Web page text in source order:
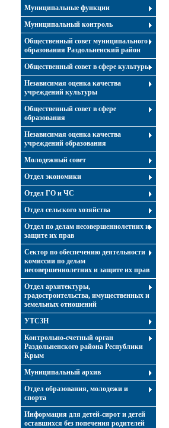
Муниципальные функции
Муниципальный контроль
Общественный совет муниципального
образования Раздольненский район
Общественный совет в сфере культуры
Независимая оценка качества
учреждений культуры
Общественный совет в сфере
образования
Независимая оценка качества
учреждений образования
Молодежный совет
Отдел экономики
Отдел ГО и ЧС
Отдел сельского хозяйства
Отдел по делам несовершеннолетних и
защите их прав
Сектор по обеспечению деятельности
комиссии по делам
несовершеннолетних и защите их прав
Отдел архитектуры,
градостроительства, имущественных и
земельных отношений
УТСЗН
Контрольно-счетный орган
Раздольненского района Республики
Крым
Муниципальный архив
Отдел образования, молодежи и
спорта
Информация для детей-сирот и детей
оставшихся без попечения родителей